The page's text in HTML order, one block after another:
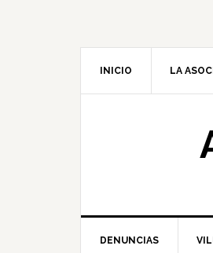
INICIO LA
DENUNCIAS